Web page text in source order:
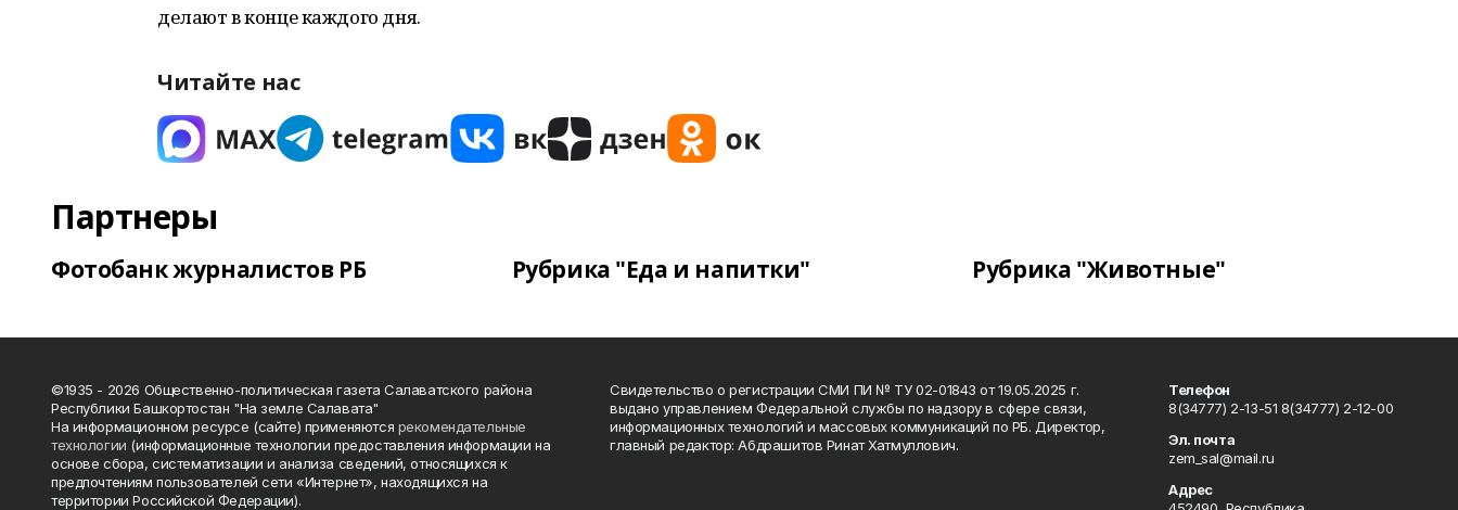
делают в конце каждого дня.
Читайте нас
Партнеры
Фотобанк журналистов РБ Рубрика "Еда и напитки" Рубрика "Животные"
©1935 - 2026 Общественно-политическая газета Салаватского района
Республики Башкортостан "На земле Салавата"
На информационном ресурсе (сайте) применяются рекомендательные
технологии (информационные технологии предоставления информации на
основе сбора, систематизации и анализа сведений, относящихся к
предпочтениям пользователей сети «Интернет», находящихся на
территории Российской Федерации).
Свидетельство о регистрации СМИ ПИ № ТУ 02-01843 от 19.05.2025 г.
выдано управлением Федеральной службы по надзору в сфере связи,
информационных технологий и массовых коммуникаций по РБ. Директор,
главный редактор: Абдрашитов Ринат Хатмуллович.
Телефон
8(34777) 2-13-51 8(34777) 2-12-00
Эл. почта
zem_sal@mail.ru
Адрес